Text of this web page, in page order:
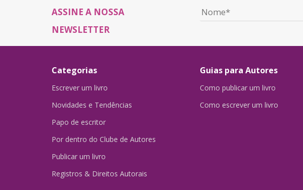
ASSINE A NOSSA
NEWSLETTER
Categorias
Escrever um livro
Novidades e Tendências
Papo de escritor
Por dentro do Clube de Autores
Publicar um livro
Registros & Direitos Autorais
Guias para Autores
Como publicar um livro
Como escrever um livro